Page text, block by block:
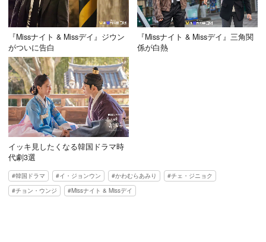
『Missナイト & Missデイ』ジウン
がついに告白
『Missナイト & Missデイ』三角関
係が白熱
イッキ見したくなる韓国ドラマ時
代劇3選
韓国ドラマ イ・ジョンウン かわむらあみり
チェ・ジニョク
チョン・ウンジ
Missナイト & Missデイ